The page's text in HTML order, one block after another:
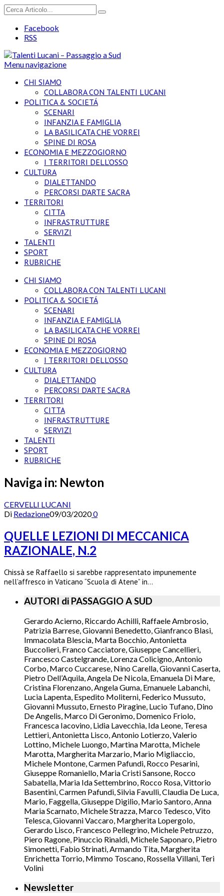
Facebook
RSS
Menu navigazione
CHI SIAMO
COLLABORA CON TALENTI LUCANI
POLITICA & SOCIETÁ
SCENARI
INFANZIA E FAMIGLIA
LA BASILICATA CHE VORREI
SPINE DI ROSA
ECONOMIA E MEZZOGIORNO
I TERRITORI DELL’OSSO
CULTURA
DIALETTANDO
PERCORSI D’ARTE SACRA
TERRITORI
CITTA
INFRASTRUTTURE
SERVIZI
TALENTI
SPORT
RUBRICHE
CHI SIAMO
COLLABORA CON TALENTI LUCANI
POLITICA & SOCIETÁ
SCENARI
INFANZIA E FAMIGLIA
LA BASILICATA CHE VORREI
SPINE DI ROSA
ECONOMIA E MEZZOGIORNO
I TERRITORI DELL’OSSO
CULTURA
DIALETTANDO
PERCORSI D’ARTE SACRA
TERRITORI
CITTA
INFRASTRUTTURE
SERVIZI
TALENTI
SPORT
RUBRICHE
Naviga in: Newton
CERVELLI LUCANI
Di Redazione09/03/20200
QUELLE LEZIONI DI MECCANICA
RAZIONALE, N.2
Chissà se Raffaello si sarebbe rappresentato impunemente
nell’affresco in Vaticano “Scuola di Atene” in…
AUTORI di PASSAGGIO A SUD
Gerardo Acierno, Riccardo Achilli, Raffaele Ambrosio,
Patrizia Barrese, Giovanni Benedetto, Gianfranco Blasi,
Immacolata Blescia, Marta Bocchio, Antonietta
Buccolieri, Franco Cacciatore, Giuseppe Cancellieri,
Francesco Castelgrande, Lorenza Colicigno, Antonio
Corbo, Marco Cuccarese, Nino Carella, Giovanni Caserta,
Pietro Dell’Aquila, Angela De Nicola, Emanuela Di Mare,
Cristina Florenzano, Angela Guma, Emanuele Labanchi,
Lucia Lapenta, Espedito Moliterni, Federico Mussuto,
Giovanni Mussuto, Ernesto Piragine, Lucio Tufano, Dino
De Angelis, Marco Di Geronimo, Domenico Friolo,
Francesca Iacovino, Lidia Lavecchia, Ida Leone, Teresa
Lettieri, Antonietta Lisco, Antonio Lotierzo, Valerio
Lottino, Michele Luongo, Martina Marotta, Michele
Marotta, Margherita Marzario, Mario Migliaccio,
Michele Montone, Carmen Pafundi, Rocco Pesarini,
Giuseppe Romaniello, Maria Cristi Sansone, Rocco
Sabatella, Maria Ida Settembrino, Rocco Rosa, Vittorio
Basentini, Carmen Pafundi, Silvia Favulli, Claudia De Luca,
Mario, Faggella, Giuseppe Digilio, Mario Santoro, Anna
Maria Scarnato, Michele Strazza, Marco Tedesco, Vito
Telesca, Giovanni Vaccaro, Margherita Lopergolo,
Gerardo Lisco, Francesco Pellegrino, Michele Petruzzo,
Piero Ragone, Pinuccio Rinaldi, Michele Saponaro, Pietro
Simonetti, Fabio Strinati, Armando Tita, Margherita
Enrichetta Torrio, Mimmo Toscano, Rossella Villani, Teri
Volini
Newsletter